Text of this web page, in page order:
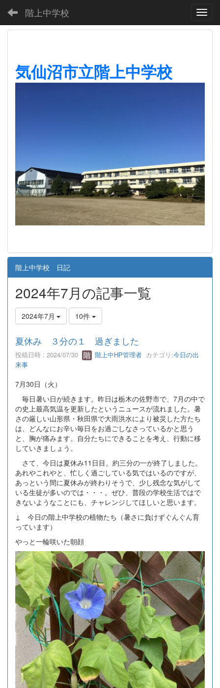
階上中学校
気仙沼市立階上中学校
階上中学校 日記
2024年7月の記事一覧
2024年7月 10件
夏休み ３分の１ 過ぎました
投稿日時 : 2024/07/30 階上中HP管理者 カテゴリ:今日の出
来事
7月30日（火）
毎日暑い日が続きます。昨日は栃木の佐野市で、7月の中で
の史上最高気温を更新したというニュースが流れました。暑
さの厳しい山形県・秋田県で大雨洪水により被災した方たち
は、どんなにお辛い毎日をお過ごしなさっているかと思う
と、胸が痛みます。自分たちにできることを考え、行動に移
していきましょう。
さて、今日は夏休み11日目。約三分の一が終了しました。
あれやこれやと、忙しく過ごしている気ではいるのですが、
あっという間に夏休みが終わりそうで、少し残念な気がして
いる生徒が多いのでは・・・。ぜひ、普段の学校生活ではで
きないようなことにも、チャレンジしてほしいと思います。
↓ 今日の階上中学校の植物たち（暑さに負けずぐんぐん育
っています）
やっと一輪咲いた朝顔